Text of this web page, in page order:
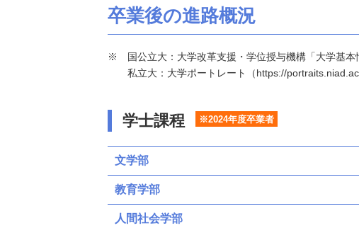
卒業後の進路概況
国公立大：大学改革支援・学位授与機構「大学基
私立大：大学ポートレート（https://
学士課程 ※2024年度卒業者
文学部
教育学部
人間社会学部